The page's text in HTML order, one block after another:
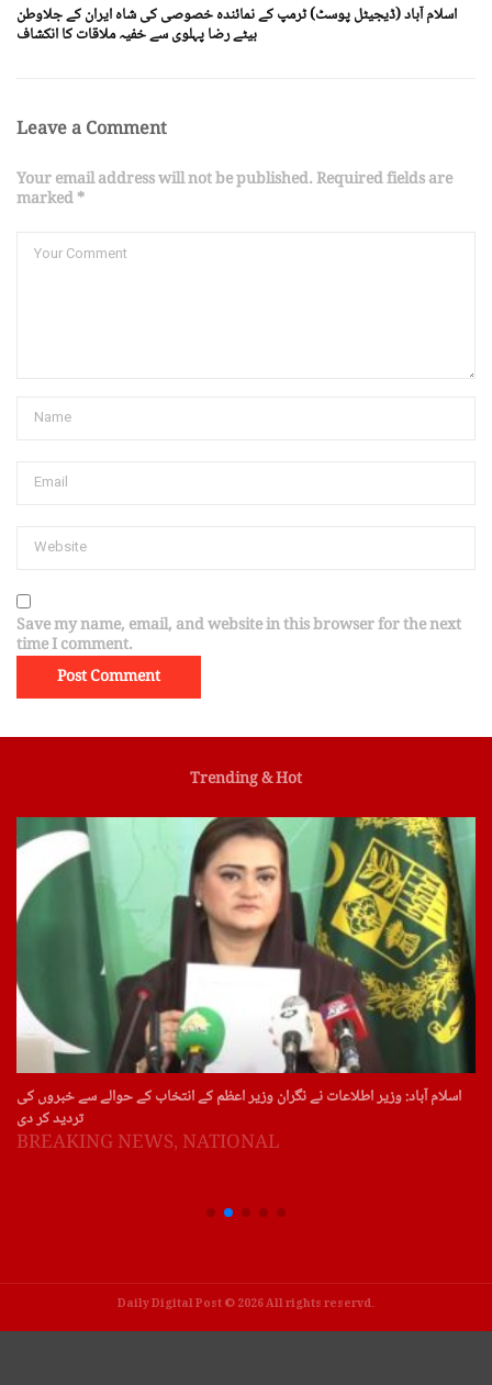
اسلام آباد (ڈیجیٹل پوسٹ) ٹرمپ کے نمائندہ خصوصی کی شاہ ایران کے جلاوطن
بیٹے رضا پہلوی سے خفیہ ملاقات کا انکشاف
Leave a Comment
Your email address will not be published. Required fields are
marked *
Save my name, email, and website in this browser for the next
time I comment.
Trending & Hot
اسلام آباد: وزیر اطلاعات نے نگران وزیر اعظم کے انتخاب کے حوالے سے خبروں کی
تردید کر دی
BREAKING NEWS, NATIONAL
Daily Digital Post © 2026 All rights reservd.